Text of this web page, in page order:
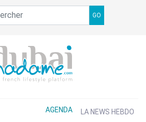
GO
AGENDA LA NEWS HEBDO